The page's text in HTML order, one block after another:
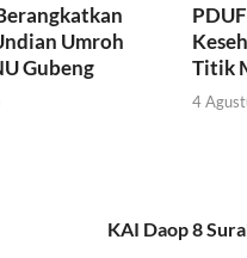
Umroh
Gubeng
Titik
4
KAI Daop 8